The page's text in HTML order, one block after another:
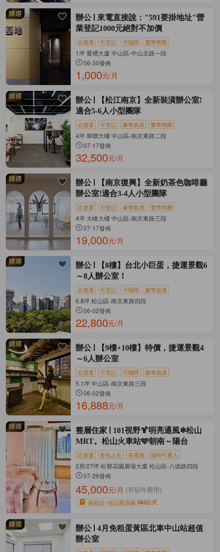
辦公
來電直接說："591要掛地址"營
業登記1000元絕對不加價
近捷運 可登記 可隔間 繁華商圈
1坪 愛禮大廈 中山區-中山北路一段
06-30發佈
1,000元/月
辦公
【松江南京】全新裝潢辦公室!
適合5-6人小型團隊
近捷運 可登記 豪華裝潢 繁華商圈
4坪 華聯大樓 中山區-南京東路二段
07-17發佈
32,500元/月
辦公
【南京復興】全新奶茶色咖啡廳
辦公室!適合3-4人小型團隊
近捷運 可登記 豪華裝潢 繁華商圈
4坪 大峰大樓 中山區-南京東路三段
07-17發佈
19,000元/月
辦公
【8樓】台北小巨蛋，捷運景觀6
～8人辦公室！
近捷運 可登記 可隔間 豪華裝潢
6.8坪 松山區-南京東路四段
06-02發佈
22,800元/月
辦公
【9樓+10樓】特價，捷運景觀4
～6人辦公室
近捷運 可登記 可隔間 豪華裝潢
5.1坪 中山區-南京東路三段
06-02發佈
16,888元/月
整層住家
101視野🍹明亮通風❄松山
MRT。松山火車站🩵朝南～陽台
近捷運 拎包入住 有電梯 隨時可遷入
2房/27坪 松贊花園廣場大廈 松山區-八德路四段
07-26發佈
45,000元/月 (有額外費用)
距松山 松山新店線 563公尺
辦公
4月免租蛋黃區北車中山站超值
辦公室